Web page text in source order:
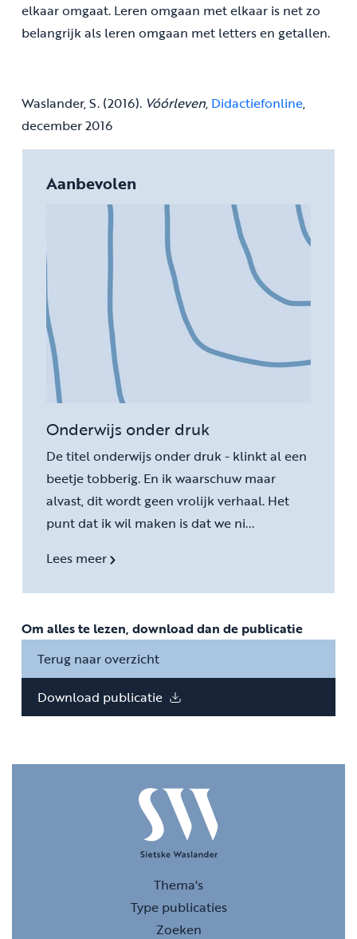
elkaar omgaat. Leren omgaan met elkaar is net zo
belangrijk als leren omgaan met letters en getallen.
Waslander, S. (2016). Vóórleven, Didactiefonline,
december 2016
Aanbevolen
Onderwijs onder druk
De titel onderwijs onder druk - klinkt al een
beetje tobberig. En ik waarschuw maar
alvast, dit wordt geen vrolijk verhaal. Het
punt dat ik wil maken is dat we ni...
Lees meer
Om alles te lezen, download dan de publicatie
Terug naar overzicht
Download publicatie
Thema's
Type publicaties
Zoeken